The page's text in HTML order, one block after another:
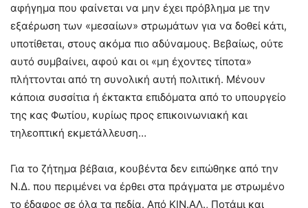
αφήγημα που φαίνεται να μην έχει πρόβλημα με την
εξαέρωση των «μεσαίων» στρωμάτων για να δοθεί κάτι,
υποτίθεται, στους ακόμα πιο αδύναμους. Βεβαίως, ούτε
αυτό συμβαίνει, αφού και οι «μη έχοντες τίποτα»
πλήττονται από τη συνολική αυτή πολιτική. Μένουν
κάποια συσσίτια ή έκτακτα επιδόματα από το υπουργείο
της κας Φωτίου, κυρίως προς επικοινωνιακή και
τηλεοπτική εκμετάλλευση…
Για το ζήτημα βέβαια, κουβέντα δεν ειπώθηκε από την
Ν.Δ. που περιμένει να έρθει στα πράγματα με στρωμένο
το έδαφος σε όλα τα πεδία. Από ΚΙΝ.ΑΛ., Ποτάμι και